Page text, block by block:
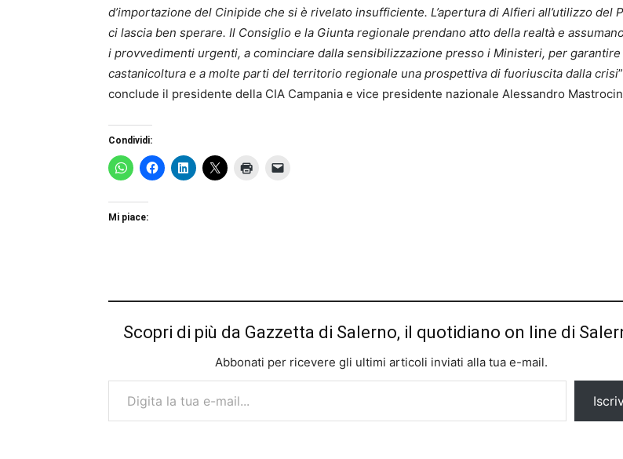
d’importazione del Cinipide che si è rivelato insufficiente. L’apertura di Alfieri all’utilizzo del
ci lascia ben sperare. Il Consiglio e la Giunta regionale prendano atto della realtà e
i provvedimenti urgenti, a cominciare dalla sensibilizzazione presso i Ministeri, per garantire
castanicoltura e a molte parti del territorio regionale una prospettiva di fuoriuscita dalla crisi
conclude il presidente della CIA Campania e vice presidente nazionale Alessandro
Condividi:
Mi piace:
Scopri di più da Gazzetta di Salerno, il quotidiano on line di
Abbonati per ricevere gli ultimi articoli inviati alla tua e-mail.
Digita la tua e-mail...